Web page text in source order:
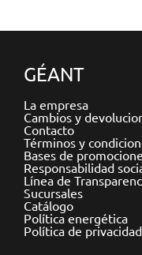
GÉANT
La empresa
Cambios y
Contacto
Términos y
Bases de
Responsabilidad
Línea de
Sucursales
Catálogo
Política energética
Política de privacidad